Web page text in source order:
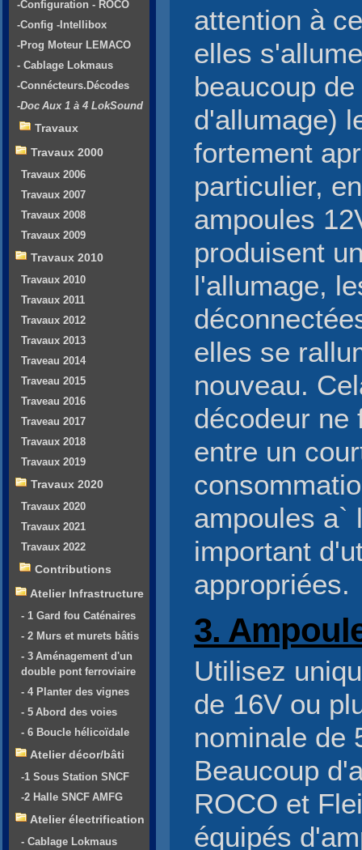
attention à
elles
beaucoup
d'allumage)
fortement
particulier,
ampoules
produisent
l'allumage,
elles se
nouveau.
décodeur ne
entre un
ampoules a`
important
appropriées.
3.
Utilisez
de 16V ou
nominale de
Beaucoup
ROCO et
équipés
-Configuration - ROCO
-Config -Intellibox
-Prog Moteur LEMACO
- Cablage Lokmaus
-Connécteurs.Décodes
-Doc Aux 1 à 4 LokSound
Travaux
Travaux 2000
Travaux 2006
Travaux 2007
Travaux 2008
Travaux 2009
Travaux 2010
Travaux 2010
Travaux 2011
Travaux 2012
Travaux 2013
Traveau 2014
Traveau 2015
Traveau 2016
Traveau 2017
Travaux 2018
Travaux 2019
Travaux 2020
Travaux 2020
Travaux 2021
Travaux 2022
Contributions
Atelier Infrastructure
- 1 Gard fou Caténaires
- 2 Murs et murets bâtis
- 3 Aménagement d'un
double pont ferroviaire
- 4 Planter des vignes
- 5 Abord des voies
- 6 Boucle hélicoïdale
Atelier décor/bâti
-1 Sous Station SNCF
-2 Halle SNCF AMFG
Atelier électrification
- Cablage Lokmaus